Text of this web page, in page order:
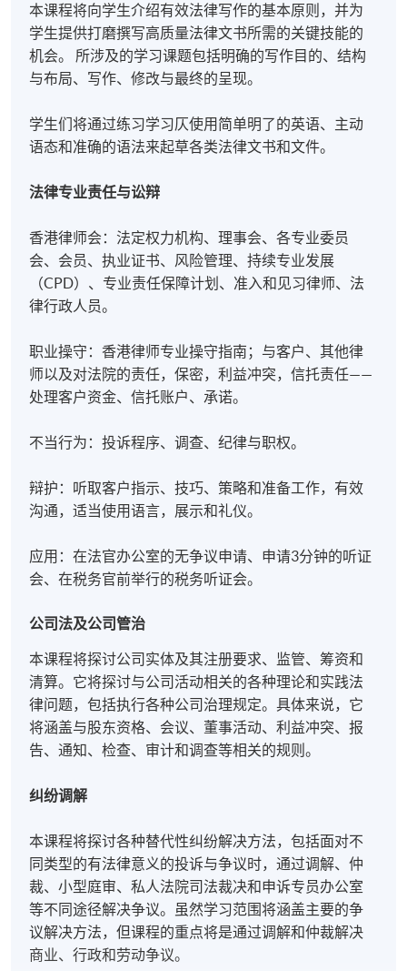
Professional Responsibility and Advocacy
报名代码
2460-1008AW
开课日期
2026年12月2日 (星期三)
报名代码
2470-1029AW
现时接受报名
地点
港岛教学中心
本课程将向学生介绍有效法律写作的基本原则，并为
学生提供打磨撰写高质量法律文书所需的关键技能的
机会。 所涉及的学习课题包括明确的写作目的、结构
与布局、写作、修改与最终的呈现。
学生们将通过练习学习仄使用简单明了的英语、主动
语态和准确的语法来起草各类法律文书和文件。
法律专业责任与讼辩
香港律师会：法定权力机构、理事会、各专业委员
会、会员、执业证书、风险管理、持续专业发展
（CPD）、专业责任保障计划、准入和见习律师、法
律行政人员。
职业操守：香港律师专业操守指南；与客户、其他律
师以及对法院的责任，保密，利益冲突，信托责任——
处理客户资金、信托账户、承诺。
不当行为：投诉程序、调查、纪律与职权。
辩护：听取客户指示、技巧、策略和准备工作，有效
沟通，适当使用语言，展示和礼仪。
应用：在法官办公室的无争议申请、申请3分钟的听证
会、在税务官前举行的税务听证会。
公司法及公司管治
本课程将探讨公司实体及其注册要求、监管、筹资和
清算。它将探讨与公司活动相关的各种理论和实践法
律问题，包括执行各种公司治理规定。具体来说，它
将涵盖与股东资格、会议、董事活动、利益冲突、报
告、通知、检查、审计和调查等相关的规则。
纠纷调解
本课程将探讨各种替代性纠纷解决方法，包括面对不
同类型的有法律意义的投诉与争议时，通过调解、仲
裁、小型庭审、私人法院司法裁决和申诉专员办公室
等不同途径解决争议。虽然学习范围将涵盖主要的争
议解决方法，但课程的重点将是通过调解和仲裁解决
商业、行政和劳动争议。